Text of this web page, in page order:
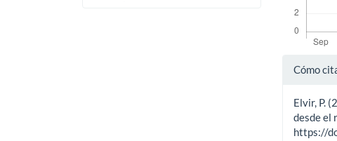
Cómo
Elvir, P.
desde el
https://